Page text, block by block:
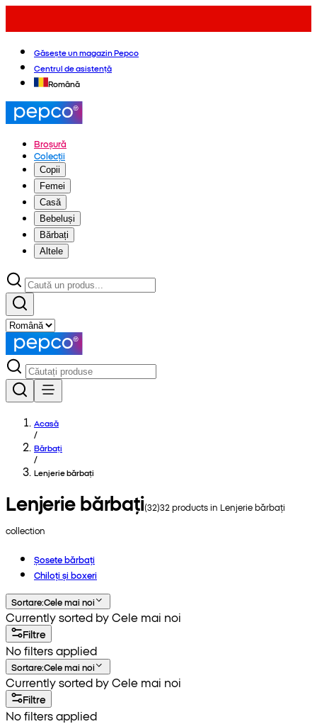
Găsește un magazin Pepco
Centrul de asistență
Română
Broșură
Colecții
Copii
Femei
Casă
Bebeluși
Bărbați
Altele
Acasă
/
Bărbați
/
Lenjerie bărbați
Lenjerie bărbați(32)32products in Lenjerie bărbați
collection
Șosete bărbați
Chiloți și boxeri
Sortare:Cele mai noi
Currently sorted by Cele mai noi
Filtre
No filters applied
Sortare:Cele mai noi
Currently sorted by Cele mai noi
Filtre
No filters applied